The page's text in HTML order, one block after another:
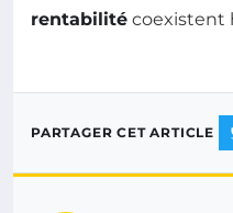
rentabilité coexistent
PARTAGER CET ARTICLE